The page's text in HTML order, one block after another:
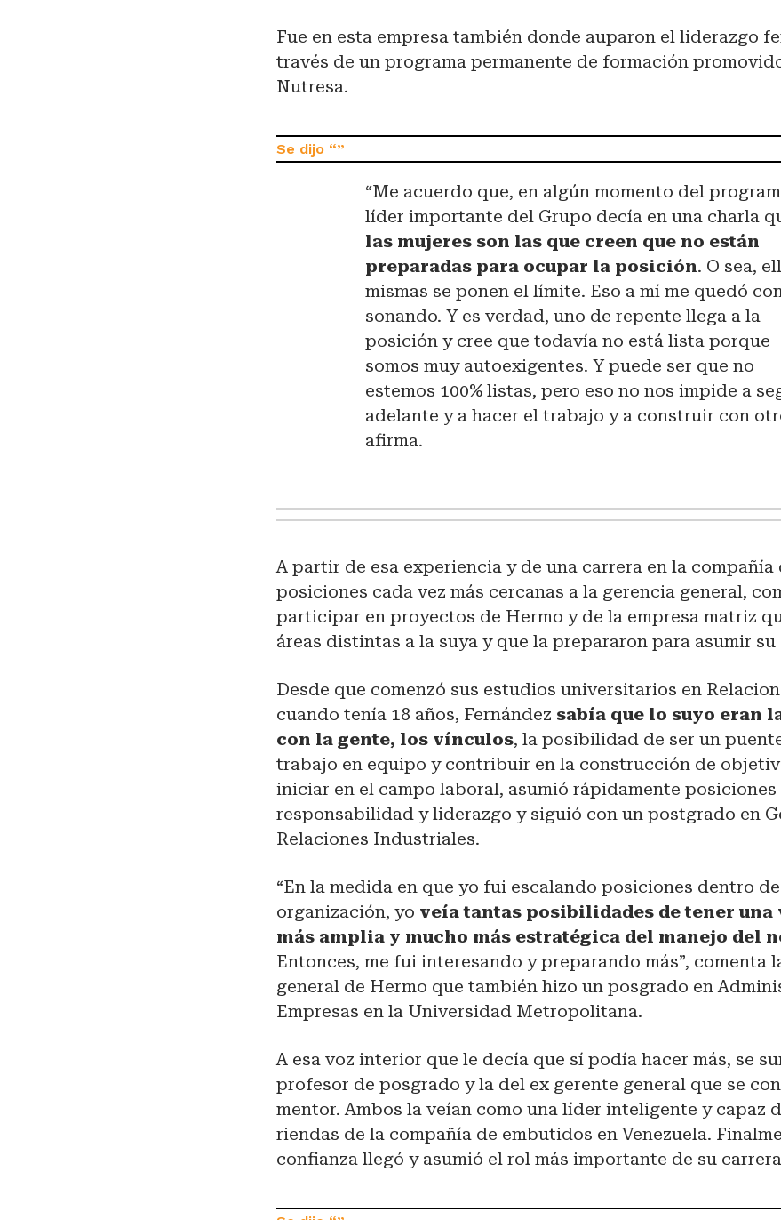
Fue en esta empresa también donde auparon el liderazgo
través de un programa permanente de formación
Nutresa.
“Me acuerdo que, en algún momento del
líder importante del Grupo decía en una charla
las mujeres son las que creen que no están
preparadas para ocupar la posición. O sea,
mismas se ponen el límite. Eso a mí me quedó
sonando. Y es verdad, uno de repente llega a la
posición y cree que todavía no está lista porque
somos muy autoexigentes. Y puede ser que no
estemos 100% listas, pero eso no nos impide a
adelante y a hacer el trabajo y a construir con
afirma.
A partir de esa experiencia y de una carrera en la compañía
posiciones cada vez más cercanas a la gerencia general,
participar en proyectos de Hermo y de la empresa matriz
áreas distintas a la suya y que la prepararon para asumir su
Desde que comenzó sus estudios universitarios en
cuando tenía 18 años, Fernández sabía que lo suyo eran
con la gente, los vínculos, la posibilidad de ser un
trabajo en equipo y contribuir en la construcción de
iniciar en el campo laboral, asumió rápidamente posiciones
responsabilidad y liderazgo y siguió con un postgrado en
Relaciones Industriales.
“En la medida en que yo fui escalando posiciones dentro
organización, yo veía tantas posibilidades de tener
más amplia y mucho más estratégica del manejo del
Entonces, me fui interesando y preparando más”, comenta
general de Hermo que también hizo un posgrado en
Empresas en la Universidad Metropolitana.
A esa voz interior que le decía que sí podía hacer más, se
profesor de posgrado y la del ex gerente general que se
mentor. Ambos la veían como una líder inteligente y capaz
riendas de la compañía de embutidos en Venezuela.
confianza llegó y asumió el rol más importante de su